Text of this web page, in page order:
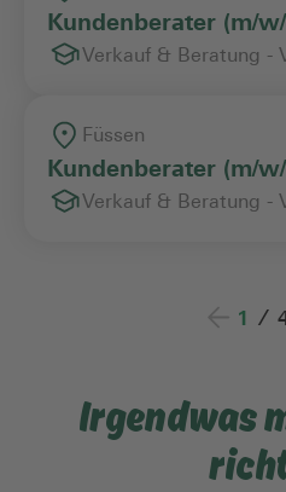
Kundenberater (m/
Verkauf & Beratung -
Füssen
Kundenberater (m/
Verkauf & Beratung -
1 /
Irgendwas